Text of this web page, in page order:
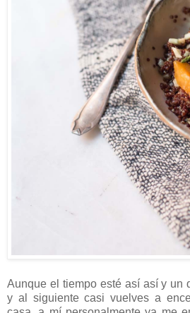
Aunque el tiempo esté así así y un
y al siguiente casi vuelves a